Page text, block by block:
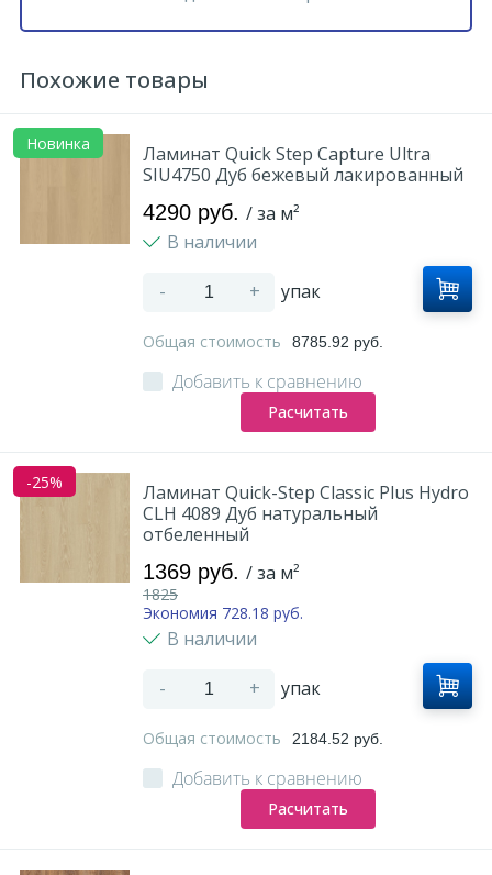
Похожие товары
Новинка
Ламинат Quick Step Capture Ultra
SIU4750 Дуб бежевый лакированный
4290 руб. / за м²
В наличии
- + упак
Общая стоимость 8785.92 руб.
Добавить к сравнению
Расчитать
-25%
Ламинат Quick-Step Classic Plus Hydro
CLH 4089 Дуб натуральный
отбеленный
1369 руб. / за м²
1825
Экономия 728.18 руб.
В наличии
- + упак
Общая стоимость 2184.52 руб.
Добавить к сравнению
Расчитать